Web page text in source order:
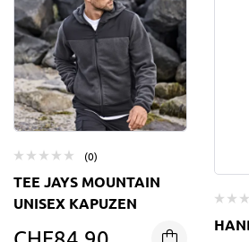
(0)
TEE JAYS MOUNTAIN
UNISEX KAPUZEN